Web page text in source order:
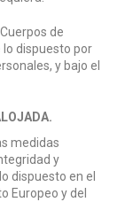
de
lo dispuesto por
y bajo el
medidas
y
dispuesto en el
Europeo y del